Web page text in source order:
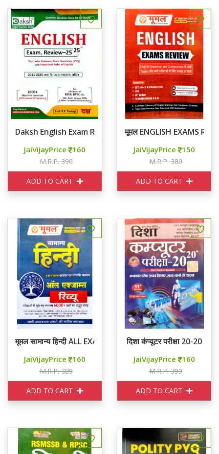
Daksh English Exam Review 25-25
JaiVijayPrice 160
M.R.P. 390
ADD TO CART
मूमल ENGLISH EXAMS
JaiVijayPrice 150
M.R.P. 380
ADD TO CART
मूमल सामान्य हिन्दी ALL EXAM रिव्यू
JaiVijayPrice 160
M.R.P. 389
ADD TO CART
दिशा कंप्यूटर परीक्षा 20-20
JaiVijayPrice 160
M.R.P. 399
ADD TO CART